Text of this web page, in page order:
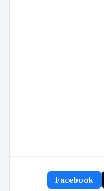
Facebook